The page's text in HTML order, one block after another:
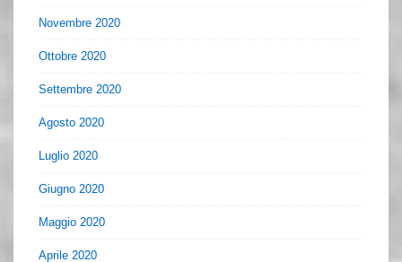
Novembre 2020
Ottobre 2020
Settembre 2020
Agosto 2020
Luglio 2020
Giugno 2020
Maggio 2020
Aprile 2020